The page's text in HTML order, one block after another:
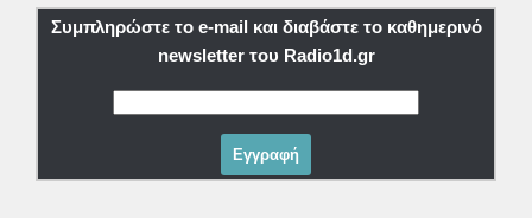
Συμπληρώστε το e-mail και διαβάστε το καθημερινό
newsletter του Radio1d.gr